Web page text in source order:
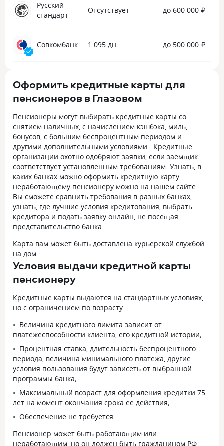
Русский
стандарт
Отсутствует до 600 000 ₽
Совкомбанк 1 095 дн. до 500 000 ₽
Оформить кредитные карты для
пенсионеров в Глазовом
Пенсионеры могут выбирать кредитные карты со
снятием наличных, с начислением кэшбэка, миль,
бонусов, с большим беспроцентным периодом и
другими дополнительными условиями. Кредитные
организации охотно одобряют заявки, если заемщик
соответствует установленным требованиям. Узнать, в
каких банках можно оформить кредитную карту
неработающему пенсионеру можно на нашем сайте.
Вы сможете сравнить требования в разных банках,
узнать, где лучшие условия кредитования, выбрать
кредитора и подать заявку онлайн, не посещая
представительство банка.
Карта вам может быть доставлена курьерской службой
на дом.
Условия выдачи кредитной карты
пенсионеру
Кредитные карты выдаются на стандартных условиях,
но с ограничением по возрасту:
Величина кредитного лимита зависит от
платежеспособности клиента, его кредитной истории;
Процентная ставка, длительность беспроцентного
периода, величина минимального платежа, другие
условия пользования будут зависеть от выбранной
программы банка;
Максимальный возраст для оформления кредитки 75
лет на момент окончания срока ее действия;
Обеспечение не требуется.
Пенсионер может быть работающим или
неработающим, но он должен быть гражданином РФ,